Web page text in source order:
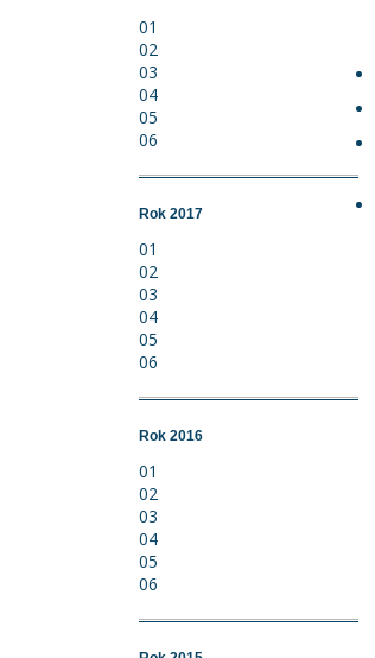
01
02
03
04
05
06
Rok 2017
01
02
03
04
05
06
Rok 2016
01
02
03
04
05
06